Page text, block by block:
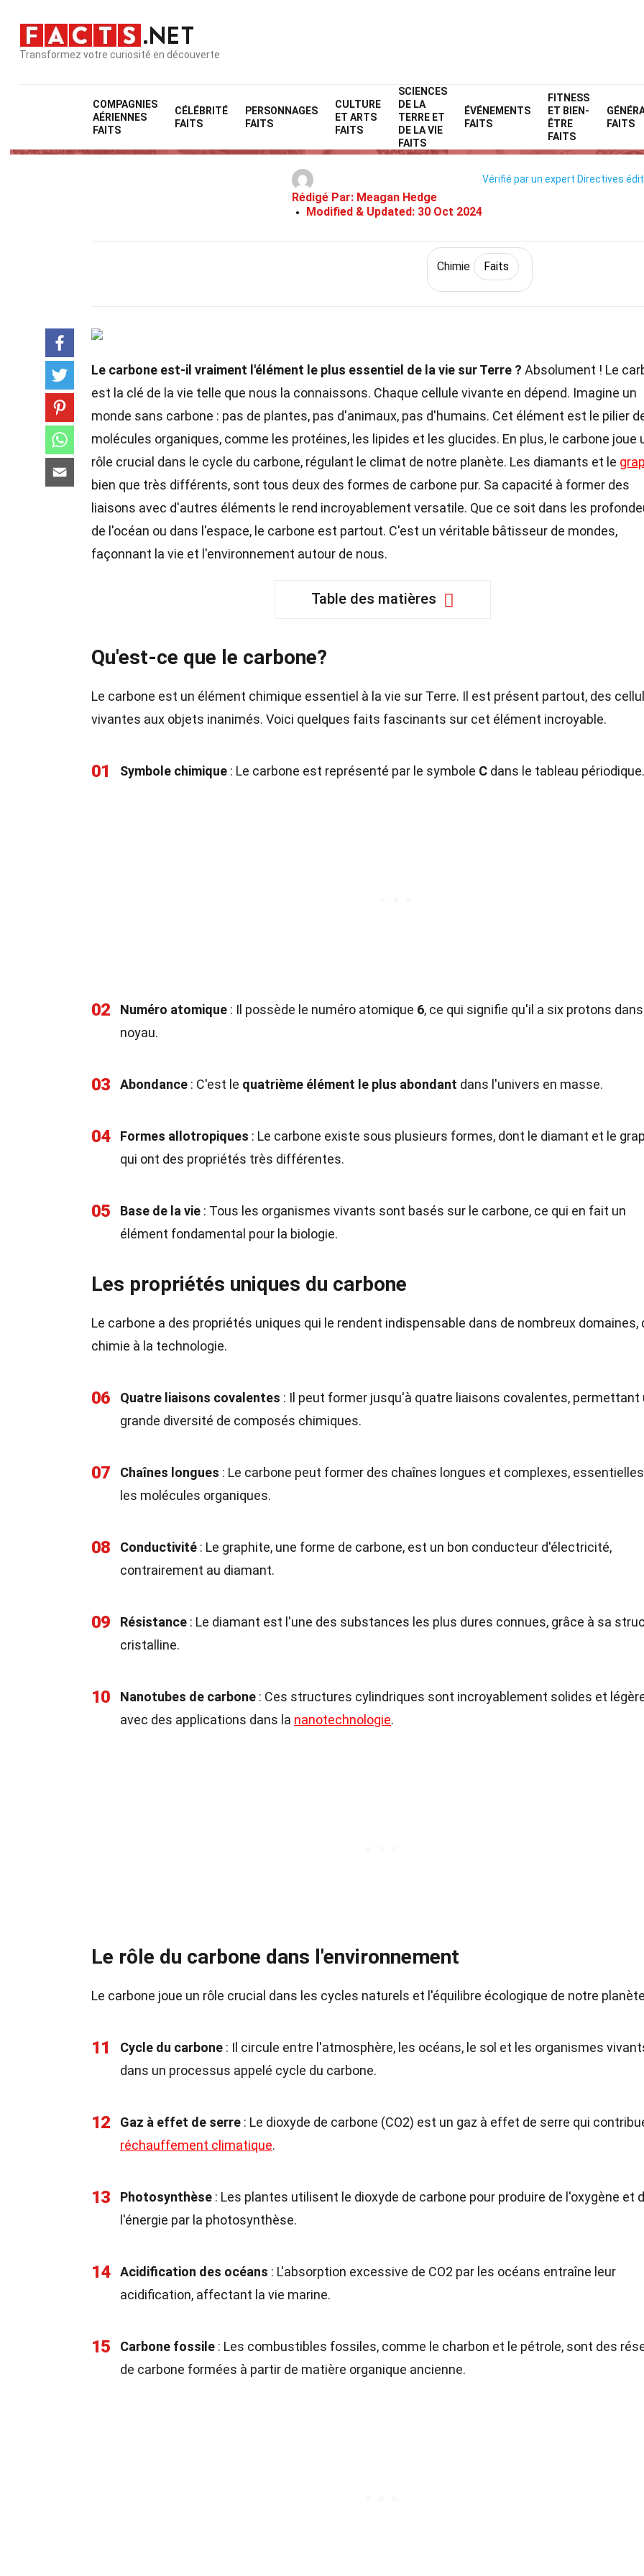
Transformez votre curiosité en découverte
COMPAGNIES
AÉRIENNES
FAITS
CÉLÉBRITÉ
FAITS
PERSONNAGES
FAITS
CULTURE
ET ARTS
FAITS
SCIENCES
DE LA
TERRE ET
DE LA VIE
FAITS
ÉVÉNEMENTS
FAITS
FITNESS
ET BIEN-
ÊTRE
FAITS
FAITS
Home Science Faits
25 Faits Sur Carbone
Rédigé Par: Meagan Hedge
Modified & Updated: 30 Oct 2024
Vérifié par un expert Directives
Chimie Faits
Le carbone est-il vraiment l'élément le plus essentiel de la vie sur Terre ? Absolument ! Le
est la clé de la vie telle que nous la connaissons. Chaque cellule vivante en dépend. Imagine un
monde sans carbone : pas de plantes, pas d'animaux, pas d'humains. Cet élément est le pilier
molécules organiques, comme les protéines, les lipides et les glucides. En plus, le carbone joue
rôle crucial dans le cycle du carbone, régulant le climat de notre planète. Les diamants et le
bien que très différents, sont tous deux des formes de carbone pur. Sa capacité à former des
liaisons avec d'autres éléments le rend incroyablement versatile. Que ce soit dans les
de l'océan ou dans l'espace, le carbone est partout. C'est un véritable bâtisseur de mondes,
façonnant la vie et l'environnement autour de nous.
Table des matières
Qu'est-ce que le carbone?
Le carbone est un élément chimique essentiel à la vie sur Terre. Il est présent partout, des
vivantes aux objets inanimés. Voici quelques faits fascinants sur cet élément incroyable.
01 Symbole chimique : Le carbone est représenté par le symbole C dans le tableau périodique.
02 Numéro atomique : Il possède le numéro atomique 6, ce qui signifie qu'il a six protons
noyau.
03 Abondance : C'est le quatrième élément le plus abondant dans l'univers en masse.
04 Formes allotropiques : Le carbone existe sous plusieurs formes, dont le diamant et le
qui ont des propriétés très différentes.
05 Base de la vie : Tous les organismes vivants sont basés sur le carbone, ce qui en fait un
élément fondamental pour la biologie.
Les propriétés uniques du carbone
Le carbone a des propriétés uniques qui le rendent indispensable dans de nombreux domaines,
chimie à la technologie.
06 Quatre liaisons covalentes : Il peut former jusqu'à quatre liaisons covalentes, permettant
grande diversité de composés chimiques.
07 Chaînes longues : Le carbone peut former des chaînes longues et complexes,
les molécules organiques.
08 Conductivité : Le graphite, une forme de carbone, est un bon conducteur d'électricité,
contrairement au diamant.
09 Résistance : Le diamant est l'une des substances les plus dures connues, grâce à sa
cristalline.
10 Nanotubes de carbone : Ces structures cylindriques sont incroyablement solides et
avec des applications dans la nanotechnologie.
Le rôle du carbone dans l'environnement
Le carbone joue un rôle crucial dans les cycles naturels et l'équilibre écologique de notre
11 Cycle du carbone : Il circule entre l'atmosphère, les océans, le sol et les organismes
dans un processus appelé cycle du carbone.
12 Gaz à effet de serre : Le dioxyde de carbone (CO2) est un gaz à effet de serre qui
réchauffement climatique.
13 Photosynthèse : Les plantes utilisent le dioxyde de carbone pour produire de l'oxygène et
l'énergie par la photosynthèse.
14 Acidification des océans : L'absorption excessive de CO2 par les océans entraîne leur
acidification, affectant la vie marine.
15 Carbone fossile : Les combustibles fossiles, comme le charbon et le pétrole, sont des
de carbone formées à partir de matière organique ancienne.